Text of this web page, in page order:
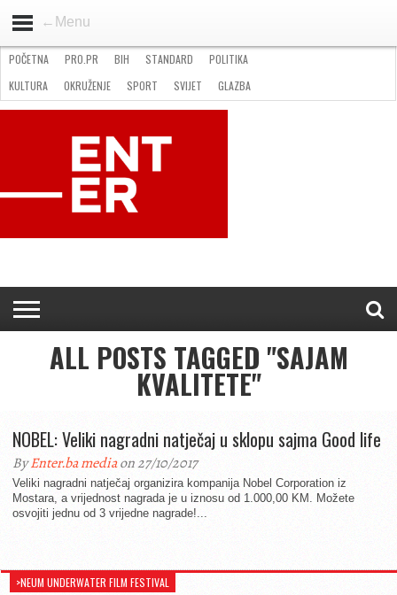
←Menu
STANDARD
GOSPODARSTVO
OKRUŽENJE
POČETNA PRO.PR BIH STANDARD
POLITIKA
KULTURA
OKRUŽENJE SPORT SVIJET
GLAZBA
NATJEČAJI
FILMING LOCATION IN BH KONTAKT
ALL POSTS TAGGED "SAJAM
KVALITETE"
NOBEL: Veliki nagradni natječaj u sklopu sajma Good life
ByEnter.ba mediaon 27/10/2017
Veliki nagradni natječaj organizira kompanija Nobel Corporation iz
Mostara, a vrijednost nagrada je u iznosu od 1.000,00 KM. Možete
osvojiti jednu od 3 vrijedne nagrade!...
>NEUM UNDERWATER FILM FESTIVAL